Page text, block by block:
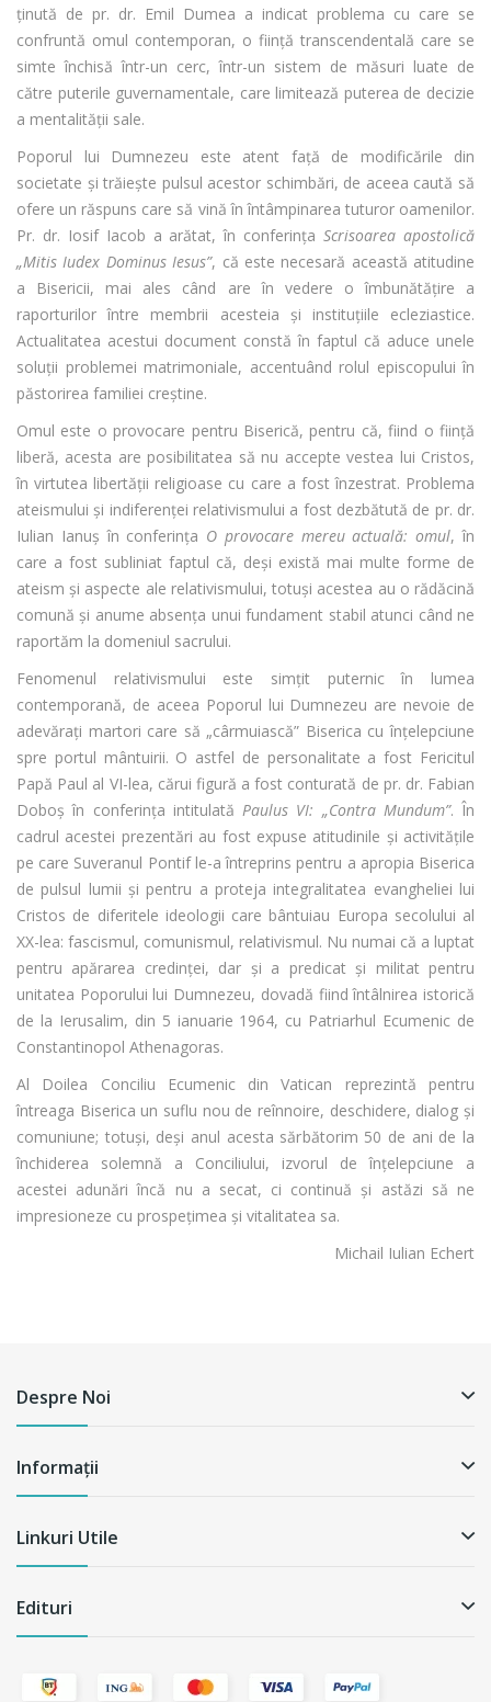
ținută de pr. dr. Emil Dumea a indicat problema cu care se
confruntă omul contemporan, o ființă transcendentală care se
simte închisă într-un cerc, într-un sistem de măsuri luate de
către puterile guvernamentale, care limitează puterea de decizie
a mentalității sale.
Poporul lui Dumnezeu este atent față de modificările din
societate și trăiește pulsul acestor schimbări, de aceea caută să
ofere un răspuns care să vină în întâmpinarea tuturor oamenilor.
Pr. dr. Iosif Iacob a arătat, în conferințaScrisoarea apostolică
„Mitis Iudex Dominus Iesus”, că este necesară această atitudine
a Bisericii, mai ales când are în vedere o îmbunătățire a
raporturilor între membrii acesteia și instituțiile ecleziastice.
Actualitatea acestui document constă în faptul că aduce unele
soluții problemei matrimoniale, accentuând rolul episcopului în
păstorirea familiei creștine.
Omul este o provocare pentru Biserică, pentru că, fiind o ființă
liberă, acesta are posibilitatea să nu accepte vestea lui Cristos,
în virtutea libertății religioase cu care a fost înzestrat. Problema
ateismului și indiferenței relativismului a fost dezbătută de pr. dr.
Iulian Ianuș în conferința O provocare mereu actuală: omul, în
care a fost subliniat faptul că, deși există mai multe forme de
ateism și aspecte ale relativismului, totuși acestea au o rădăcină
comună și anume absența unui fundament stabil atunci când ne
raportăm la domeniul sacrului.
Fenomenul relativismului este simțit puternic în lumea
contemporană, de aceea Poporul lui Dumnezeu are nevoie de
adevărați martori care să „cârmuiască” Biserica cu înțelepciune
spre portul mântuirii. O astfel de personalitate a fost Fericitul
Papă Paul al VI-lea, cărui figură a fost conturată de pr. dr. Fabian
Doboș în conferința intitulată Paulus VI: „Contra Mundum”. În
cadrul acestei prezentări au fost expuse atitudinile și activitățile
pe care Suveranul Pontif le-a întreprins pentru a apropia Biserica
de pulsul lumii și pentru a proteja integralitatea evangheliei lui
Cristos de diferitele ideologii care bântuiau Europa secolului al
XX-lea: fascismul, comunismul, relativismul. Nu numai că a luptat
pentru apărarea credinței, dar și a predicat și militat pentru
unitatea Poporului lui Dumnezeu, dovadă fiind întâlnirea istorică
de la Ierusalim, din 5 ianuarie 1964, cu Patriarhul Ecumenic de
Constantinopol Athenagoras.
Al Doilea Conciliu Ecumenic din Vatican reprezintă pentru
întreaga Biserica un suflu nou de reînnoire, deschidere, dialog și
comuniune; totuși, deși anul acesta sărbătorim 50 de ani de la
închiderea solemnă a Conciliului, izvorul de înțelepciune a
acestei adunări încă nu a secat, ci continuă și astăzi să ne
impresioneze cu prospețimea și vitalitatea sa.
Michail Iulian Echert
Despre Noi
Informații
Linkuri Utile
Edituri